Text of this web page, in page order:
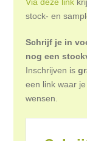
stock- en
Schrijf je in
nog een
Inschrijven is
een link waar
wensen.